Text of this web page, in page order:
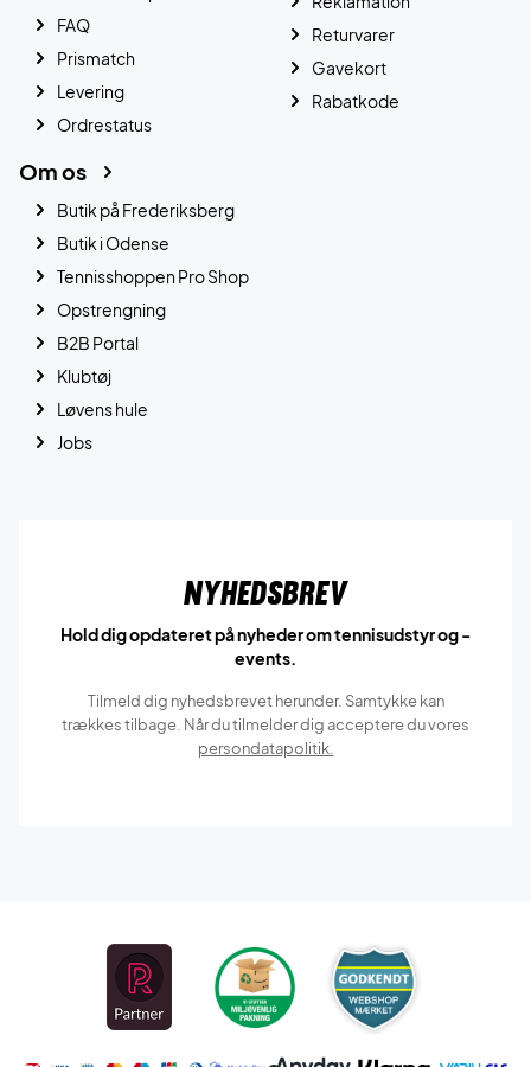
FAQ
Prismatch
Levering
Ordrestatus
Returvarer
Gavekort
Rabatkode
Om os
Butik på Frederiksberg
Butik i Odense
Tennisshoppen Pro Shop
Opstrengning
B2B Portal
Klubtøj
Løvens hule
Jobs
Nyhedsbrev
Hold dig opdateret på nyheder om tennisudstyr og -
events.
Tilmeld dig nyhedsbrevet herunder. Samtykke kan
trækkes tilbage. Når du tilmelder dig acceptere du vores
persondatapolitik.